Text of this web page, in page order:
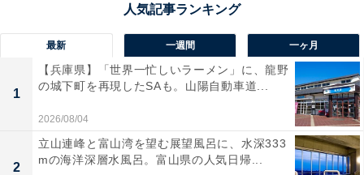
回答者からは、「酸ヶ湯温泉には雑誌でみていきたくな
った」（40代男性／和歌山県）、「八甲田の雪深い山中
にある“千人風呂”の名湯で、白濁の強酸性湯と山の静け
さが圧倒的だから」（50代男性／広島県）、「秘湯と言
えばここのイメージが強い」（40代女性／東京都）など
の意見が寄せられました。
最新 一週間 一ヶ月
1
【兵庫県】「世界一忙しいラーメン」に、龍野
の城下町を再現したSAも。山陽自動車道...
2026/08/04
2
立山連峰と富山湾を望む展望風呂に、水深333
mの海洋深層水風呂。富山県の人気日帰...